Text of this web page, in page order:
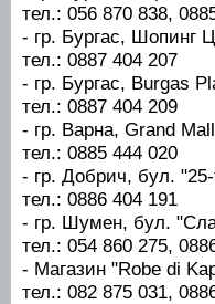
тел.: 056 870 838,
- гр. Бургас, Шопинг
тел.: 0887 404 207
- гр. Бургас, Burgas
тел.: 0887 404 209
- гр. Варна, Grand
тел.: 0885 444 020
- гр. Добрич, бул.
тел.: 0886 404 191
- гр. Шумен, бул.
тел.: 054 860 275,
- Магазин "Robe di
тел.: 082 875 031,